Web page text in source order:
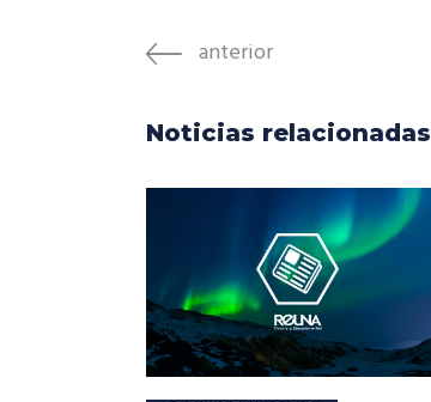
anterior
Noticias relacionadas